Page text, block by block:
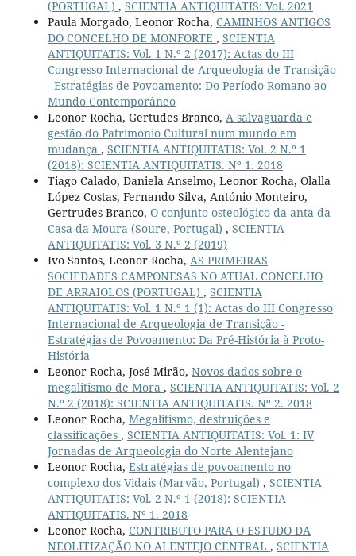
(PORTUGAL) , SCIENTIA ANTIQUITATIS: Vol. 2021
Paula Morgado, Leonor Rocha, CAMINHOS ANTIGOS
DO CONCELHO DE MONFORTE , SCIENTIA
ANTIQUITATIS: Vol. 1 N.º 2 (2017): Actas do III
Congresso Internacional de Arqueologia de Transição
- Estratégias de Povoamento: Do Período Romano ao
Mundo Contemporâneo
Leonor Rocha, Gertudes Branco, A salvaguarda e
gestão do Património Cultural num mundo em
mudança , SCIENTIA ANTIQUITATIS: Vol. 2 N.º 1
(2018): SCIENTIA ANTIQUITATIS. Nº 1. 2018
Tiago Calado, Daniela Anselmo, Leonor Rocha, Olalla
López Costas, Fernando Silva, António Monteiro,
Gertrudes Branco, O conjunto osteológico da anta da
Casa da Moura (Soure, Portugal) , SCIENTIA
ANTIQUITATIS: Vol. 3 N.º 2 (2019)
Ivo Santos, Leonor Rocha, AS PRIMEIRAS
SOCIEDADES CAMPONESAS NO ATUAL CONCELHO
DE ARRAIOLOS (PORTUGAL) , SCIENTIA
ANTIQUITATIS: Vol. 1 N.º 1 (1): Actas do III Congresso
Internacional de Arqueologia de Transição -
Estratégias de Povoamento: Da Pré-História à Proto-
História
Leonor Rocha, José Mirão, Novos dados sobre o
megalitismo de Mora , SCIENTIA ANTIQUITATIS: Vol. 2
N.º 2 (2018): SCIENTIA ANTIQUITATIS. Nº 2. 2018
Leonor Rocha, Megalitismo, destruições e
classificações , SCIENTIA ANTIQUITATIS: Vol. 1: IV
Jornadas de Arqueologia do Norte Alentejano
Leonor Rocha, Estratégias de povoamento no
complexo dos Vidais (Marvão, Portugal) , SCIENTIA
ANTIQUITATIS: Vol. 2 N.º 1 (2018): SCIENTIA
ANTIQUITATIS. Nº 1. 2018
Leonor Rocha, CONTRIBUTO PARA O ESTUDO DA
NEOLITIZAÇÃO NO ALENTEJO CENTRAL , SCIENTIA